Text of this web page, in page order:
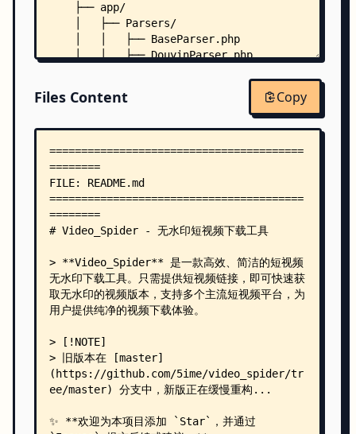
    ├── app/
    │   ├── Parsers/
    │   │   ├── BaseParser.php
    │   │   ├── DouyinParser.php
    │   │   ├── WeiboParser.php
    │   │   └── WeishiParser.php
    │   ├── Services/
    │   │   ├── RateLimiter.php
    │   │   └── VideoParser.php
    │   └── Utils/
    │       ├── Config.php
    │       ├── CookieManager.php
    │       ├── HttpClient.php
    │       ├── Response.php
    │       └── UserAgent.php
    ├── config/
    │   ├── app.php
    └── public/
        └── index.php
Files Content Copy